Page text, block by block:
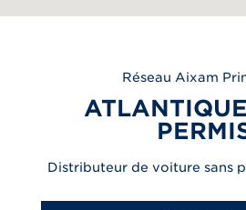
Réseau Aixam
Distributeur de voiture sans